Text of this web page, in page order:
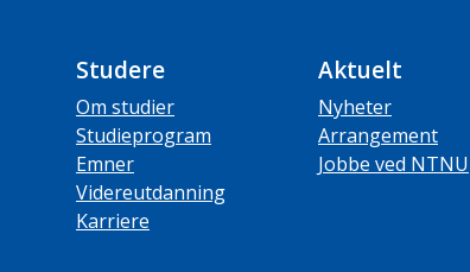
Studere
Om studier
Studieprogram
Emner
Videreutdanning
Karriere
Aktuelt
Nyheter
Arrangement
Jobbe ved NTNU